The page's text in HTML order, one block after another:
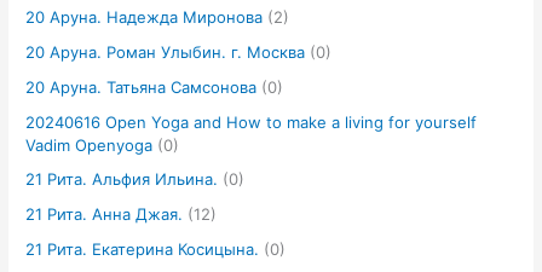
20 Аруна. Надежда Миронова (2)
20 Аруна. Роман Улыбин. г. Москва (0)
20 Аруна. Татьяна Самсонова (0)
20240616 Open Yoga and How to make a living for yourself
Vadim Openyoga (0)
21 Рита. Альфия Ильина. (0)
21 Рита. Анна Джая. (12)
21 Рита. Екатерина Косицына. (0)